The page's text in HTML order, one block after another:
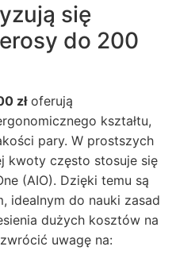
się
do 200
złoferują
kształtu,
pary. W prostszych
kwoty często stosuje się
(AIO). Dzięki temu są
idealnym do nauki zasad
dużych kosztów na
uwagę na: